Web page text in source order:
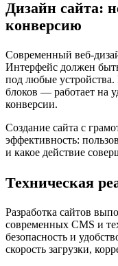
Дизайн сайта:
конверсию
Современный веб-
Интерфейс должен
под любые
блоков — работает на
конверсии.
Создание сайта с
эффективность:
и какое действие
Техническая
Разработка сайтов
современных CMS и
безопасность и
скорость загрузки,